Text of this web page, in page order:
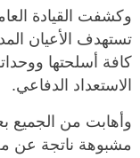
وكشفت القيادة
تستهدف الأعيان
كافة أسلحتها
الاستعداد الدفاعي.
وأهابت من الجميع
مشبوهة ناتجة عن